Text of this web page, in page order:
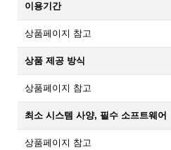
이용기간
상품페이지 참고
상품 제공 방식
상품페이지 참고
최소 시스템 사양, 필수 소프트웨어
상품페이지 참고